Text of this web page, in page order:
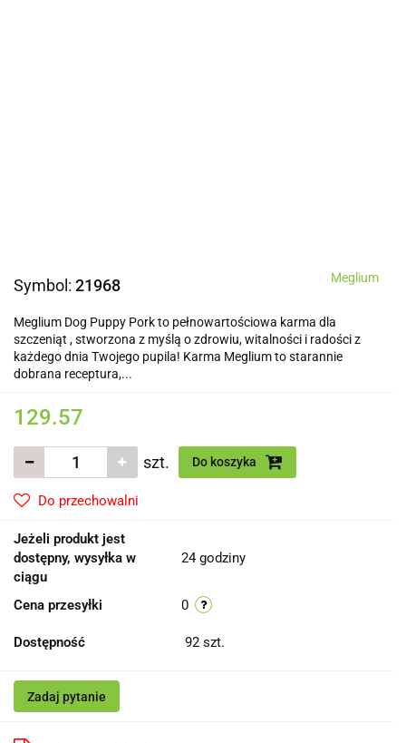
Symbol: 21968 Meglium
Meglium Dog Puppy Pork to pełnowartościowa karma dla
szczeniąt , stworzona z myślą o zdrowiu, witalności i radości z
każdego dnia Twojego pupila! Karma Meglium to starannie
dobrana receptura,...
129.57
szt. Do koszyka
Do przechowalni
Jeżeli produkt jest
dostępny, wysyłka w
ciągu
24 godziny
Cena przesyłki 0
Dostępność 92 szt.
Zadaj pytanie